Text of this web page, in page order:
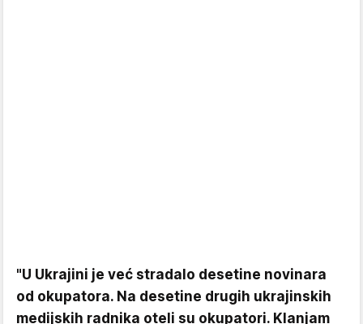
"U Ukrajini je već stradalo desetine novinara
od okupatora. Na desetine drugih ukrajinskih
medijskih radnika oteli su okupatori. Klanjam